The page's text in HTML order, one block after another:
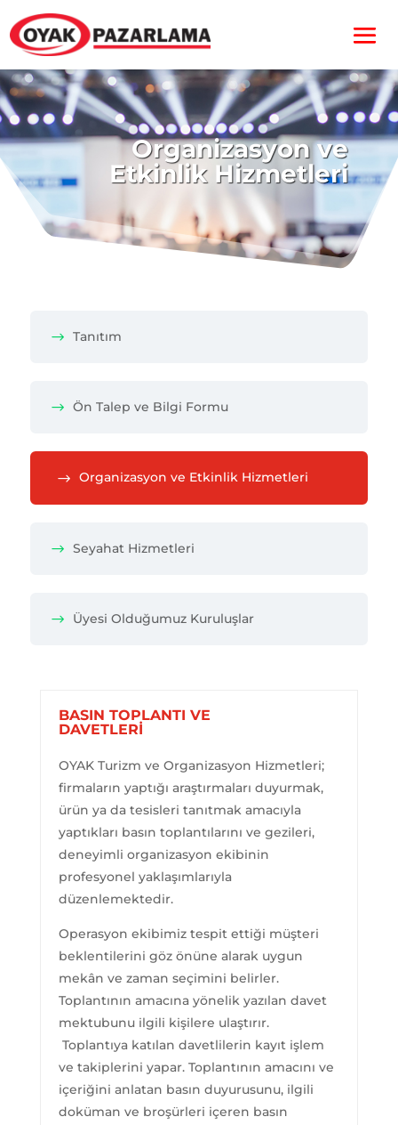
Organizasyon ve
Etkinlik Hizmetleri
Tanıtım
Ön Talep ve Bilgi Formu
Organizasyon ve Etkinlik Hizmetleri
Seyahat Hizmetleri
Üyesi Olduğumuz Kuruluşlar
BASIN TOPLANTI VE
DAVETLERİ
OYAK Turizm ve Organizasyon Hizmetleri;
firmaların yaptığı araştırmaları duyurmak,
ürün ya da tesisleri tanıtmak amacıyla
yaptıkları basın toplantılarını ve gezileri,
deneyimli organizasyon ekibinin
profesyonel yaklaşımlarıyla
düzenlemektedir.
Operasyon ekibimiz tespit ettiği müşteri
beklentilerini göz önüne alarak uygun
mekân ve zaman seçimini belirler.
Toplantının amacına yönelik yazılan davet
mektubunu ilgili kişilere ulaştırır.
Toplantıya katılan davetlilerin kayıt işlem
ve takiplerini yapar. Toplantının amacını ve
içeriğini anlatan basın duyurusunu, ilgili
doküman ve broşürleri içeren basın